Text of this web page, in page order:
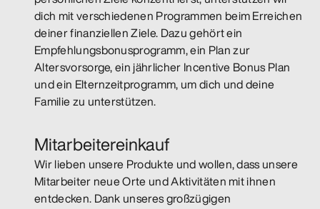
dich mit verschiedenen Programmen beim Erreichen
deiner finanziellen Ziele. Dazu gehört ein
Empfehlungsbonusprogramm, ein Plan zur
Altersvorsorge, ein jährlicher Incentive Bonus Plan
und ein Elternzeitprogramm, um dich und deine
Familie zu unterstützen.
Mitarbeitereinkauf
Wir lieben unsere Produkte und wollen, dass unsere
Mitarbeiter neue Orte und Aktivitäten mit ihnen
entdecken. Dank unseres großzügigen